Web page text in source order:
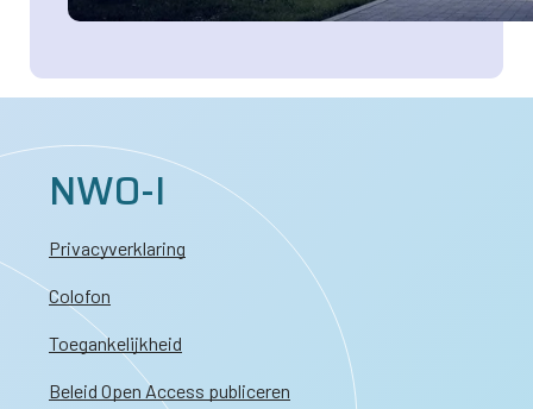
NWO-I
Privacyverklaring
Colofon
Toegankelijkheid
Beleid Open Access publiceren